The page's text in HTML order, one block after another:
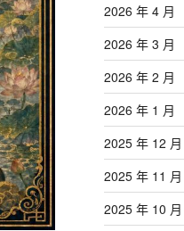
2026 年 4 月
2026 年 3 月
2026 年 2 月
2026 年 1 月
2025 年 12 月
2025 年 11 月
2025 年 10 月